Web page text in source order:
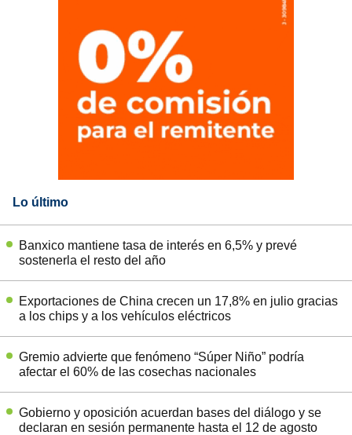
Lo último
Banxico mantiene tasa de interés en 6,5% y prevé
sostenerla el resto del año
Exportaciones de China crecen un 17,8% en julio gracias
a los chips y a los vehículos eléctricos
Gremio advierte que fenómeno “Súper Niño” podría
afectar el 60% de las cosechas nacionales
Gobierno y oposición acuerdan bases del diálogo y se
declaran en sesión permanente hasta el 12 de agosto